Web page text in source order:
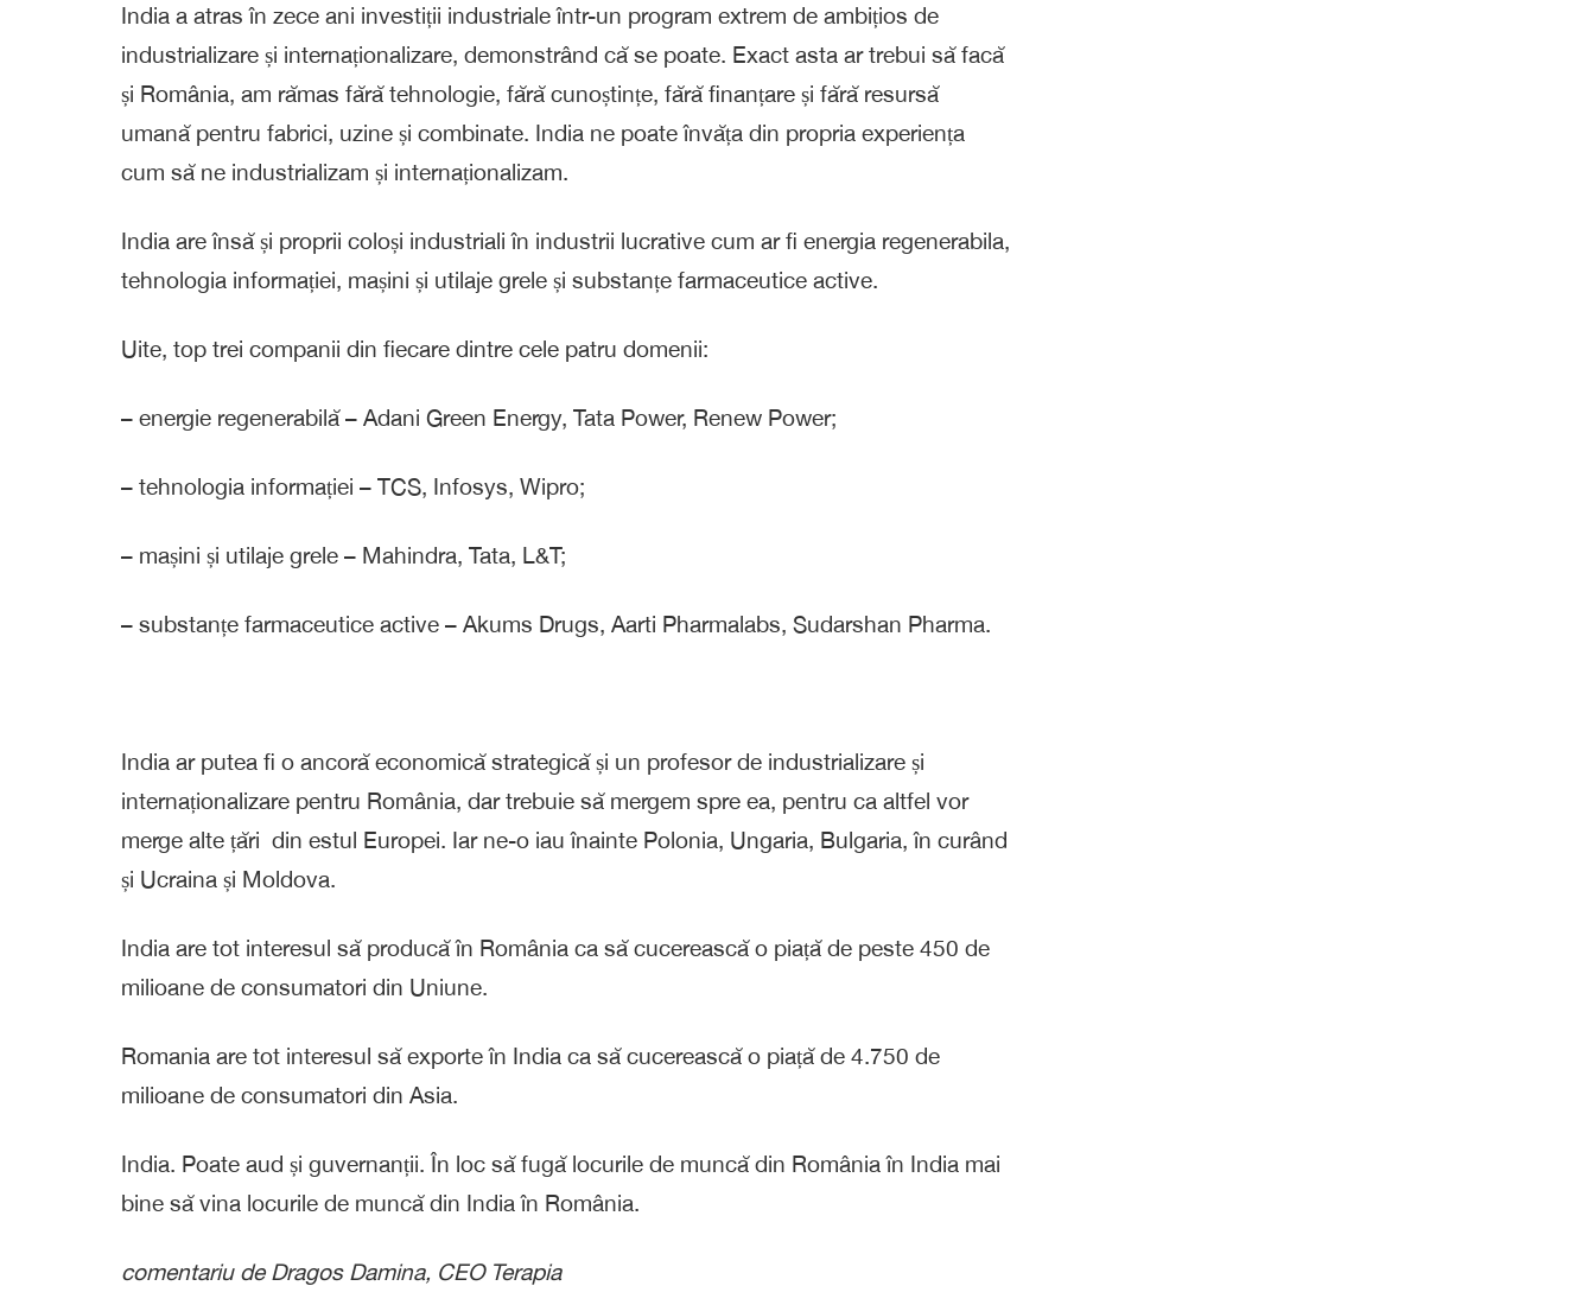
India a atras în zece ani investiții industriale într-un program extrem de ambițios de
industrializare și internaționalizare, demonstrând că se poate. Exact asta ar trebui să facă
și România, am rămas fără tehnologie, fără cunoștințe, fără finanțare și fără resursă
umană pentru fabrici, uzine și combinate. India ne poate învăța din propria experiența
cum să ne industrializam și internaționalizam.
India are însă și proprii coloși industriali în industrii lucrative cum ar fi energia regenerabila,
tehnologia informației, mașini și utilaje grele și substanțe farmaceutice active.
Uite, top trei companii din fiecare dintre cele patru domenii:
– energie regenerabilă – Adani Green Energy, Tata Power, Renew Power;
– tehnologia informației – TCS, Infosys, Wipro;
– mașini și utilaje grele – Mahindra, Tata, L&T;
– substanțe farmaceutice active – Akums Drugs, Aarti Pharmalabs, Sudarshan Pharma.
India ar putea fi o ancoră economică strategică și un profesor de industrializare și
internaționalizare pentru România, dar trebuie să mergem spre ea, pentru ca altfel vor
merge alte țări din estul Europei. Iar ne-o iau înainte Polonia, Ungaria, Bulgaria, în curând
și Ucraina și Moldova.
India are tot interesul să producă în România ca să cucerească o piață de peste 450 de
milioane de consumatori din Uniune.
Romania are tot interesul să exporte în India ca să cucerească o piață de 4.750 de
milioane de consumatori din Asia.
India. Poate aud și guvernanții. În loc să fugă locurile de muncă din România în India mai
bine să vina locurile de muncă din India în România.
comentariu de Dragos Damina, CEO Terapia